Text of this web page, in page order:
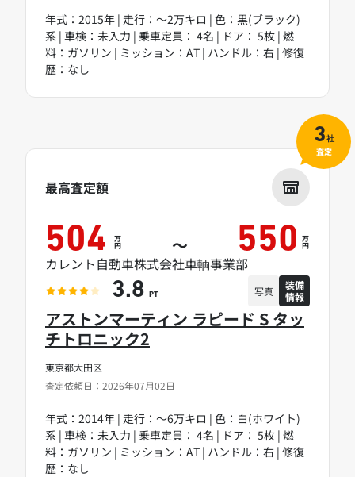
年式：2015年 | 走行：～2万キロ | 色：黒(ブラック)
系 | 車検：未入力 | 乗車定員： 4名 | ドア： 5枚 | 燃
料：ガソリン | ミッション：AT | ハンドル：右 | 修復
歴：なし
東京都大田区
査定依頼日：2026年07月02日
アストンマーティン ラピード S タッ
チトロニック2
年式：2014年 | 走行：～6万キロ | 色：白(ホワイト)
系 | 車検：未入力 | 乗車定員： 4名 | ドア： 5枚 | 燃
料：ガソリン | ミッション：AT | ハンドル：右 | 修復
歴：なし
最高査定額
504 万
円 ～ 550 万
円
カレント自動車株式会社車輌事業部
3.8 PT 写真
装備
情報
3社
査定